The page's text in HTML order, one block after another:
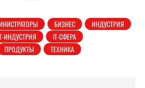
БИЗНЕС
ИНДУСТРИЯ
ИНДУСТРИЯ
ІТ-СФЕРА
ПРОДУКТЫ ТЕХНИКА